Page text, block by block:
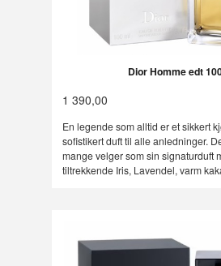
Dior Homme edt
1 390,00
En legende som alltid er et sikkert
sofistikert duft til alle anledninger.
mange velger som sin signaturduft
tiltrekkende Iris, Lavendel, varm